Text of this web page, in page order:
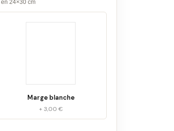
24×30 cm
Marge blanche
+ 3,00 €